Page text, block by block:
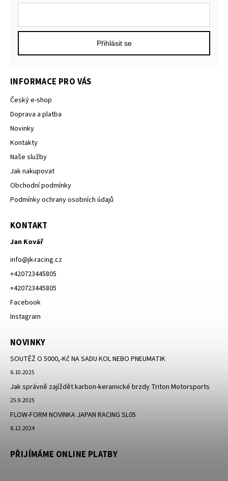
INFORMACE PRO VÁS
Český e-shop
Doprava a platba
Novinky
Kontakty
Naše služby
Jak nakupovat
Obchodní podmínky
Podmínky ochrany osobních údajů
KONTAKT
Jan Kovář
info@jk-racing.cz
+420723445805
+420723445805
Facebook
Instagram
NOVINKY
SOUTĚŽ O 5000,-Kč NA SADU KOL NEBO PNEUMATIK
6.10.2025
Jak správně zajíždět karbon-keramické brzdy Triton Motorsports
25.9.2025
FLOW-FORM NOVINKA JAPAN RACING SL05
6.12.2024
PŘIJÍMÁME ONLINE PLATBY
Přihlásit se